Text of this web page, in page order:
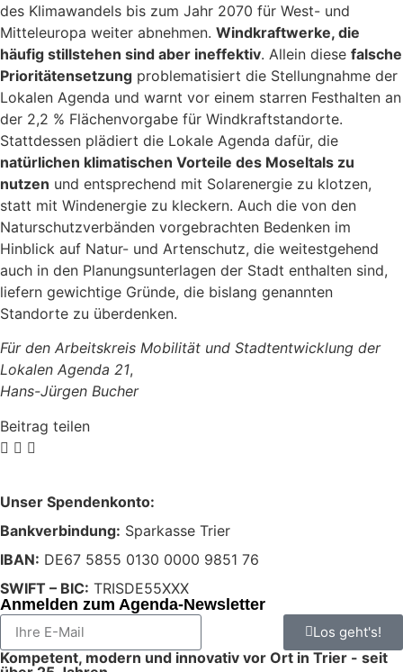
des Klimawandels bis zum Jahr 2070 für West- und
Mitteleuropa weiter abnehmen. Windkraftwerke, die
häufig stillstehen sind aber ineffektiv. Allein diese falsche
Prioritätensetzung problematisiert die Stellungnahme der
Lokalen Agenda und warnt vor einem starren Festhalten an
der 2,2 % Flächenvorgabe für Windkraftstandorte.
Stattdessen plädiert die Lokale Agenda dafür, die
natürlichen klimatischen Vorteile des Moseltals zu
nutzen und entsprechend mit Solarenergie zu klotzen,
statt mit Windenergie zu kleckern. Auch die von den
Naturschutzverbänden vorgebrachten Bedenken im
Hinblick auf Natur- und Artenschutz, die weitestgehend
auch in den Planungsunterlagen der Stadt enthalten sind,
liefern gewichtige Gründe, die bislang genannten
Standorte zu überdenken.
Für den Arbeitskreis Mobilität und Stadtentwicklung der
Lokalen Agenda 21,
Hans-Jürgen Bucher
Beitrag teilen
Unser Spendenkonto:
Bankverbindung: Sparkasse Trier
IBAN: DE67 5855 0130 0000 9851 76
SWIFT – BIC: TRISDE55XXX
Anmelden zum Agenda-Newsletter
Los geht's!
Kompetent, modern und innovativ vor Ort in Trier - seit